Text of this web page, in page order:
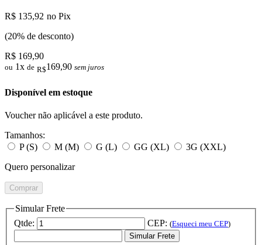
R$ 135,92 no Pix
(20% de desconto)
R$ 169,90
ou 1x de R$169,90 sem juros
Disponível em estoque
Voucher não aplicável a este produto.
Tamanhos:
P (S)
M (M) G (L) GG (XL)
3G (XXL)
Quero personalizar
Comprar
Simular Frete
Qtde:
CEP: (Esqueci meu CEP)
Simular Frete